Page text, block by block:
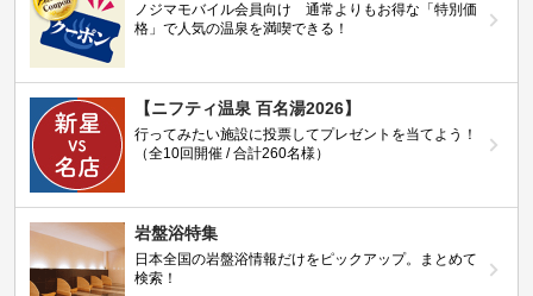
ノジマモバイル会員向け 通常よりもお得な「特別価
格」で人気の温泉を満喫できる！
【ニフティ温泉 百名湯2026】
行ってみたい施設に投票してプレゼントを当てよう！
（全10回開催 / 合計260名様）
岩盤浴特集
日本全国の岩盤浴情報だけをピックアップ。まとめて
検索！